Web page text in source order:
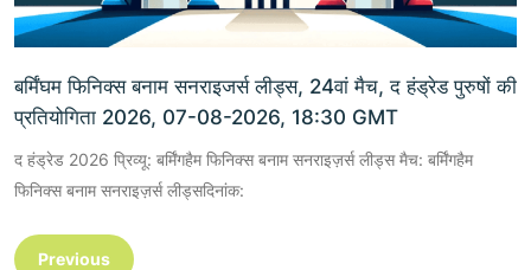
बर्मिंघम फिनिक्स बनाम सनराइजर्स लीड्स, 24वां मैच, द हंड्रेड पुरुषों की
प्रतियोगिता 2026, 07-08-2026, 18:30 GMT
द हंड्रेड 2026 प्रिव्यू: बर्मिंगहैम फिनिक्स बनाम सनराइज़र्स लीड्स मैच: बर्मिंगहैम
फिनिक्स बनाम सनराइज़र्स लीड्सदिनांक:
Previous